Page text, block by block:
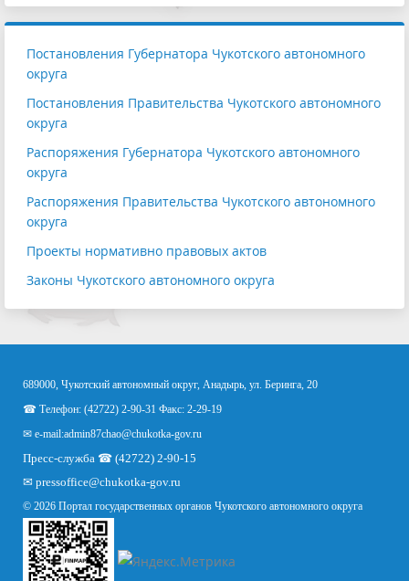
Постановления Губернатора Чукотского автономного
округа
Постановления Правительства Чукотского автономного
округа
Распоряжения Губернатора Чукотского автономного
округа
Распоряжения Правительства Чукотского автономного
округа
Проекты нормативно правовых актов
Законы Чукотского автономного округа
689000, Чукотский автономный округ, Анадырь, ул. Беринга, 20
☎ Телефон: (42722) 2-90-31 Факс: 2-29-19
✉ e-mail:admin87chao@chukotka-gov.ru
Пресс-служба ☎ (42722) 2-90-15
✉ pressoffice@chukotka-gov.ru
© 2026 Портал государственных органов Чукотского автономного округа